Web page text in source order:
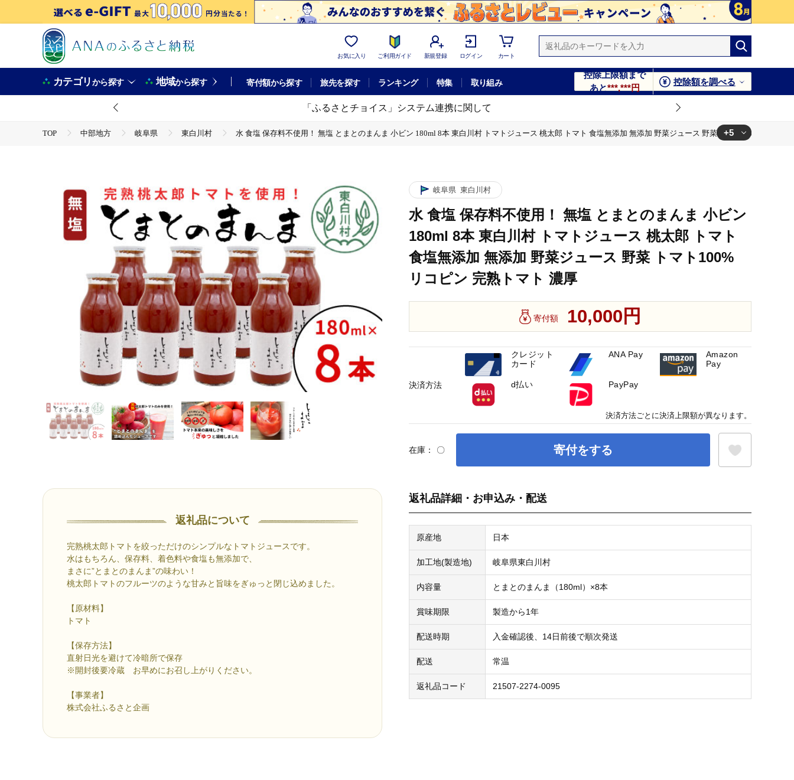
お気に入り ご利用ガイド 新規登録 ログイン カート
カテゴリから探す 地域から探す 寄付額から探す 旅先を探す ランキング 特集 取り組み
控除上限額まで
あと***,***円
控除額を調べる
「ふるさとチョイス」システム連携に関して
TOP 中部地方 岐阜県 東白川村
水 食塩 保存料不使用！ 無塩 とまとのまんま 小ビン 180ml 8本 東白川村 トマトジュース 桃太郎 トマト 食塩無添加 無添加 野菜ジュース 野菜 トマト100% リコピ
水 食塩 保存料不使用！ 無塩 とまとのまんま 小ビン 180ml 8本 東白川村 トマトジュース 桃太郎 トマト 食塩無添加 無添加 野菜ジュース 野菜 トマト100% リコピン 完熟トマト 濃厚
飲料（酒以外）
ソフトドリンク
水 食塩 保存料不使用！ 無塩 とまとのまんま 小ビン 180ml 8本 東白川村 トマトジュース 桃太郎 トマト 食塩無添加 無添加 野菜ジュース 野菜 トマト100% リコピン 完熟トマト 濃厚
飲料（酒以外） ソフトドリンク
ジュース
水 食塩 保存料不使用！ 無塩 とまとのまんま 小ビン 180ml 8本 東白川村 トマトジュース 桃太郎 トマト 食塩無添加 無添加 野菜ジュース 野菜 トマト100% リコピン 完熟トマト 濃厚
+5
返礼品について
完熟桃太郎トマトを絞っただけのシンプルなトマトジュースです。
水はもちろん、保存料、着色料や食塩も無添加で、
まさに”とまとのまんま”の味わい！
桃太郎トマトのフルーツのような甘みと旨味をぎゅっと閉じ込めました。
【原材料】
トマト
【保存方法】
直射日光を避けて冷暗所で保存
※開封後要冷蔵 お早めにお召し上がりください。
【事業者】
株式会社ふるさと企画
岐阜県 東白川村
水 食塩 保存料不使用！ 無塩 とまとのまんま 小ビン
180ml 8本 東白川村 トマトジュース 桃太郎 トマト
食塩無添加 無添加 野菜ジュース 野菜 トマト100%
リコピン 完熟トマト 濃厚
寄付額 10,000円
在庫： 〇 寄付をする
返礼品詳細・お申込み・配送
原産地 日本
加工地(製造地) 岐阜県東白川村
内容量 とまとのまんま（180ml）×8本
賞味期限 製造から1年
配送時期 入金確認後、14日前後で順次発送
配送 常温
返礼品コード 21507-2274-0095
決済方法
クレジット
カード
ANA Pay
Amazon
Pay
d払い PayPay
決済方法ごとに決済上限額が異なります。